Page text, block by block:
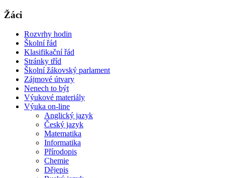
Žáci
Rozvrhy hodin
Školní řád
Klasifikační řád
Stránky tříd
Školní žákovský parlament
Zájmové útvary
Nenech to být
Výukové materiály
Výuka on-line
Anglický jazyk
Český jazyk
Matematika
Informatika
Přírodopis
Chemie
Dějepis